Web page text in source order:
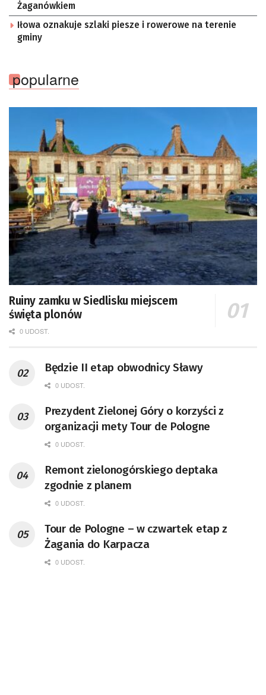
Żaganówkiem
Iłowa oznakuje szlaki piesze i rowerowe na terenie
gminy
popularne
Ruiny zamku w Siedlisku miejscem
święta plonów
0 UDOST.
Będzie II etap obwodnicy Sławy
0 UDOST.
Prezydent Zielonej Góry o korzyści z
organizacji mety Tour de Pologne
0 UDOST.
Remont zielonogórskiego deptaka
zgodnie z planem
0 UDOST.
Tour de Pologne – w czwartek etap z
Żagania do Karpacza
0 UDOST.